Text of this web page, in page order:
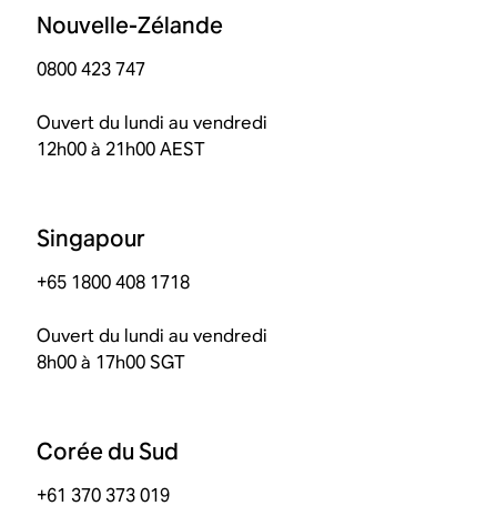
Nouvelle-Zélande
0800 423 747
Ouvert du lundi au vendredi
12h00 à 21h00 AEST
Singapour
+65 1800 408 1718
Ouvert du lundi au vendredi
8h00 à 17h00 SGT
Corée du Sud
+61 370 373 019